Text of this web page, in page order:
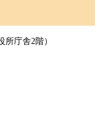
庁舎2階）